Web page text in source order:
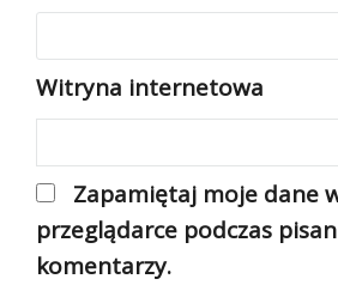
Witryna internetowa
Zapamiętaj moje dane
przeglądarce podczas
komentarzy.